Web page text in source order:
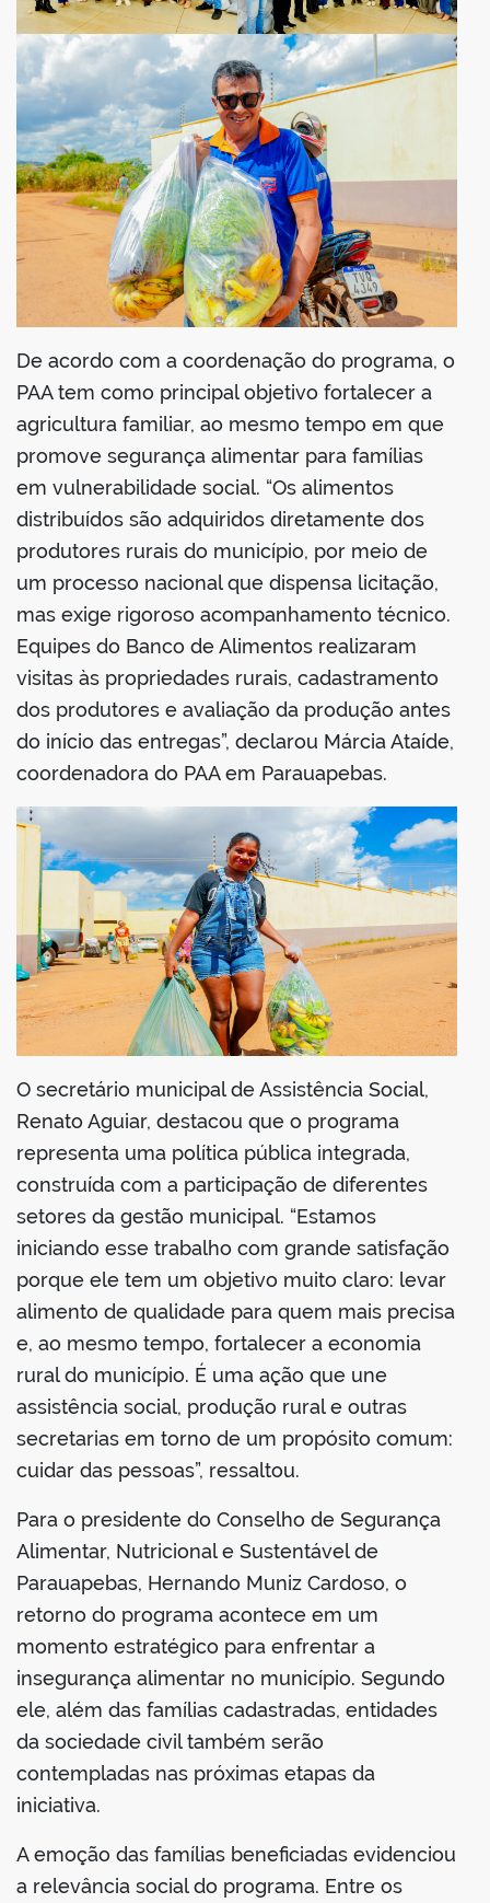
De acordo com a coordenação do programa, o
PAA tem como principal objetivo fortalecer a
agricultura familiar, ao mesmo tempo em que
promove segurança alimentar para famílias
em vulnerabilidade social. “Os alimentos
distribuídos são adquiridos diretamente dos
produtores rurais do município, por meio de
um processo nacional que dispensa licitação,
mas exige rigoroso acompanhamento técnico.
Equipes do Banco de Alimentos realizaram
visitas às propriedades rurais, cadastramento
dos produtores e avaliação da produção antes
do início das entregas”, declarou Márcia Ataíde,
coordenadora do PAA em Parauapebas.
O secretário municipal de Assistência Social,
Renato Aguiar, destacou que o programa
representa uma política pública integrada,
construída com a participação de diferentes
setores da gestão municipal. “Estamos
iniciando esse trabalho com grande satisfação
porque ele tem um objetivo muito claro: levar
alimento de qualidade para quem mais precisa
e, ao mesmo tempo, fortalecer a economia
rural do município. É uma ação que une
assistência social, produção rural e outras
secretarias em torno de um propósito comum:
cuidar das pessoas”, ressaltou.
Para o presidente do Conselho de Segurança
Alimentar, Nutricional e Sustentável de
Parauapebas, Hernando Muniz Cardoso, o
retorno do programa acontece em um
momento estratégico para enfrentar a
insegurança alimentar no município. Segundo
ele, além das famílias cadastradas, entidades
da sociedade civil também serão
contempladas nas próximas etapas da
iniciativa.
A emoção das famílias beneficiadas evidenciou
a relevância social do programa. Entre os